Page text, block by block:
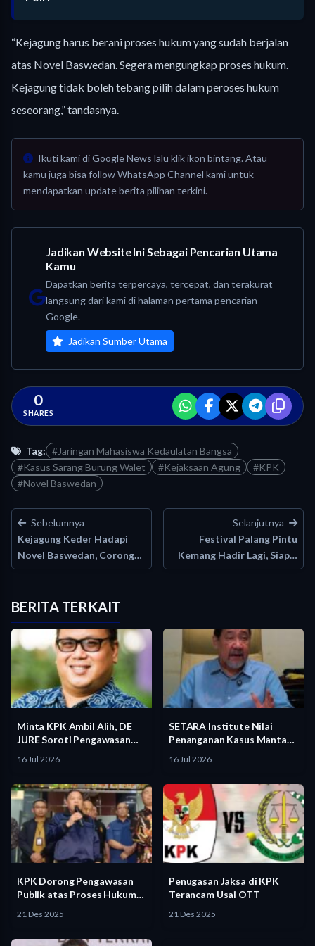
“Kejagung harus berani proses hukum yang sudah berjalan
atas Novel Baswedan. Segera mengungkap proses hukum.
Kejagung tidak boleh tebang pilih dalam peroses hukum
seseorang,” tandasnya.
Ikuti kami di Google News lalu klik ikon bintang. Atau
kamu juga bisa follow WhatsApp Channel kami untuk
mendapatkan update berita pilihan terkini.
Jadikan Website Ini Sebagai Pencarian Utama
Kamu
Dapatkan berita terpercaya, tercepat, dan terakurat
langsung dari kami di halaman pertama pencarian
Google.
Jadikan Sumber Utama
0
SHARES
Tag: #Jaringan Mahasiswa Kedaulatan Bangsa
#Kasus Sarang Burung Walet
#Kejaksaan Agung
#KPK
#Novel Baswedan
Sebelumnya
Kejagung Keder Hadapi
Novel Baswedan, Corong
Rakyat…
Selanjutnya
Festival Palang Pintu
Kemang Hadir Lagi, Siap…
BERITA TERKAIT
Minta KPK Ambil Alih, DE
JURE Soroti Pengawasan…
16 Jul 2026
SETARA Institute Nilai
Penanganan Kasus Mantan
16 Jul 2026
KPK Dorong Pengawasan
Publik atas Proses Hukum
21 Des 2025
Penugasan Jaksa di KPK
Terancam Usai OTT
21 Des 2025